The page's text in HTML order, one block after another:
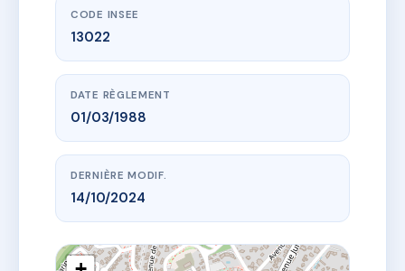
CODE INSEE
13022
DATE RÈGLEMENT
01/03/1988
DERNIÈRE MODIF.
14/10/2024